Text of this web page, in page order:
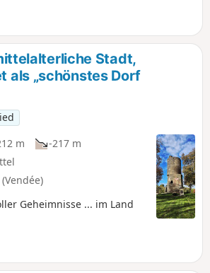
Stadt,
als „schönstes Dorf
m
-217 m
Geheimnisse ... im Land